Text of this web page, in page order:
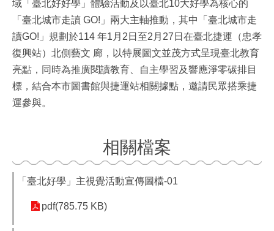
域「臺北好好學」體驗活動及以臺北10大好學為核心的
「臺北城市走讀 GO!」兩大主軸推動，其中「臺北城市走
讀GO!」規劃於114 年1月2日至2月27日在臺北捷運（忠孝
復興站）北側藝文 廊，以特展圖文並茂方式呈現臺北教育
亮點，同時為推廣閱讀教育、自主學習及響應淨零碳排目
標，結合本市圖書館與捷運站相關據點，邀請民眾搭乘捷
運參與。
相關檔案
「臺北好學」主視覺活動宣傳圖檔-01
pdf(785.75 KB)